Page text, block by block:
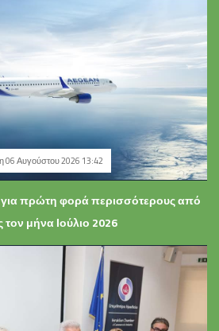
06 Αυγούστου 2026 13:42
για πρώτη φορά περισσότερους από
τον μήνα Ιούλιο 2026